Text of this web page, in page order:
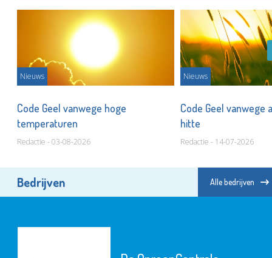
Nieuws
Code Geel vanwege hoge
temperaturen
Redactie - 03-08-2026
Nieuws
Code Geel vanwege
hitte
Redactie - 14-07-2026
Bedrijven Alle bedrijven